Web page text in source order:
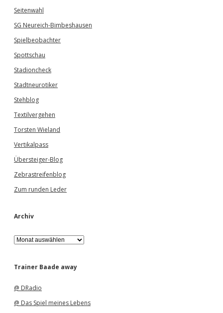
Seitenwahl
SG Neureich-Bimbeshausen
Spielbeobachter
Spottschau
Stadioncheck
Stadtneurotiker
Stehblog
Textilvergehen
Torsten Wieland
Vertikalpass
Übersteiger-Blog
Zebrastreifenblog
Zum runden Leder
Archiv
A
r
h
Trainer Baade away
@ DRadio
@ Das Spiel meines Lebens